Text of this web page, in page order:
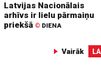
Latvijas Nacionālais
arhīvs ir lielu pārmaiņu
priekšā © DIENA
Vairāk